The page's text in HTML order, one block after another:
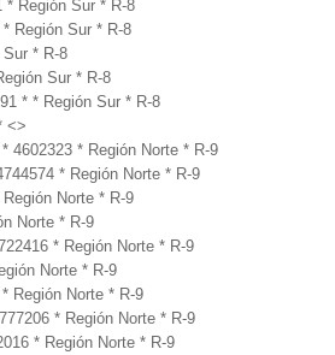
* Región Sur * R-8
Región Sur * R-8
Sur * R-8
Sur * R-8
* * Región Sur * R-8
<>
4602323 * Región Norte * R-9
* Región Norte * R-9
Norte * R-9
Norte * R-9
* Región Norte * R-9
Norte * R-9
Región Norte * R-9
* Región Norte * R-9
* Región Norte * R-9